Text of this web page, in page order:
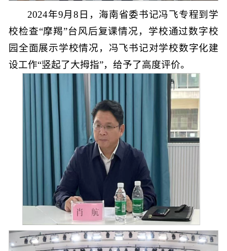
2024年9月8日，海南省委书记冯飞专程到学
校检查“摩羯”台风后复课情况，学校通过数字校
园全面展示学校情况，冯飞书记对学校数字化建
设工作“竖起了大拇指”，给予了高度评价。